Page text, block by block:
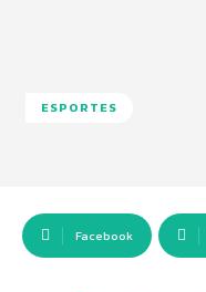
ESPORTES
Facebook